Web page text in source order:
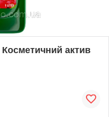
Косметичний актив